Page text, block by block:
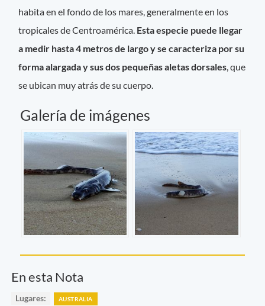
habita en el fondo de los mares, generalmente en los
tropicales de Centroamérica. Esta especie puede llegar
a medir hasta 4 metros de largo y se caracteriza por su
forma alargada y sus dos pequeñas aletas dorsales, que
se ubican muy atrás de su cuerpo.
Galería de imágenes
En esta Nota
Lugares: AUSTRALIA